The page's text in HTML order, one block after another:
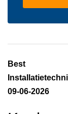
Best
09-06-2026